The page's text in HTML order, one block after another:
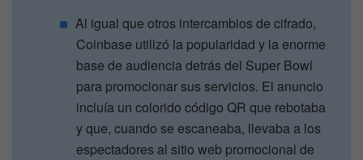
Al igual que otros intercambios de cifrado,
Coinbase utilizó la popularidad y la enorme
base de audiencia detrás del Super Bowl
para promocionar sus servicios. El anuncio
incluía un colorido código QR que rebotaba
y que, cuando se escaneaba, llevaba a los
espectadores al sitio web promocional de